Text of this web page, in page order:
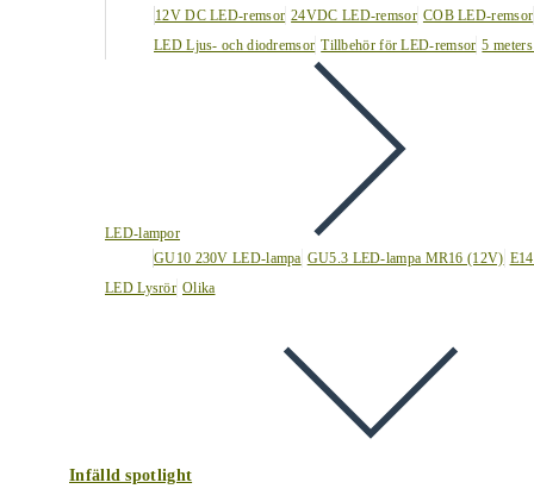
12V DC LED-remsor 24VDC LED-remsor COB LED-remsor
LED Ljus- och diodremsor Tillbehör för LED-remsor 5
LED-lampor
GU10 230V LED-lampa GU5.3 LED-lampa MR16 (12V)
LED Lysrör Olika
Infälld spotlight